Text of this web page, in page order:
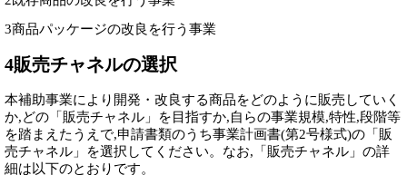
3商品パッケージの改良を行う事業
4販売チャネルの選択
本補助事業により開発・改良する商品をどのように販売していく
か,どの「販売チャネル」を目指すか,自らの事業規模,特性,段階等
を踏まえたうえで,申請書類のうち事業計画書(第2号様式)の「販
売チャネル」を選択してください。なお,「販売チャネル」の詳
細は以下のとおりです。